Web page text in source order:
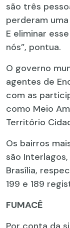
são três
perderam
E eliminar
nós”, pontua.
O governo
agentes de
com as
como Meio
Território
Os bairros
são
Brasília,
199 e 189
FUMACÊ